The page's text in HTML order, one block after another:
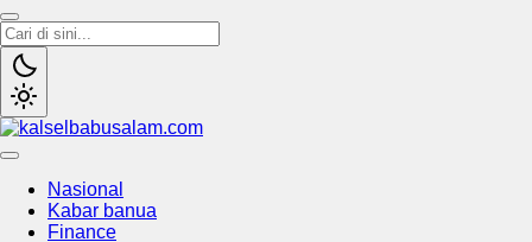
Nasional
Kabar banua
Finance